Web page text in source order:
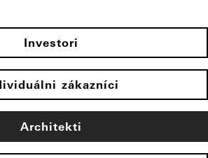
Investori
zákazníci
Architekti